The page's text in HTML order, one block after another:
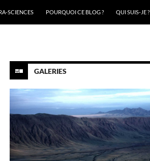
SCIENCES
POURQUOI CE BLOG ? QUI SUIS-JE ?
GALERIES